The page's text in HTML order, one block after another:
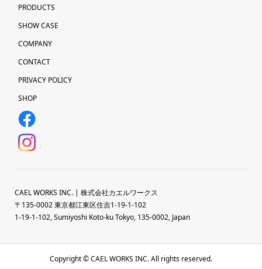
PRODUCTS
SHOW CASE
COMPANY
CONTACT
PRIVACY POLICY
SHOP
CAEL WORKS INC. | 株式会社カエルワークス
〒135-0002 東京都江東区住吉1-19-1-102
1-19-1-102, Sumiyoshi Koto-ku Tokyo, 135-0002, Japan
Copyright © CAEL WORKS INC. All rights reserved.